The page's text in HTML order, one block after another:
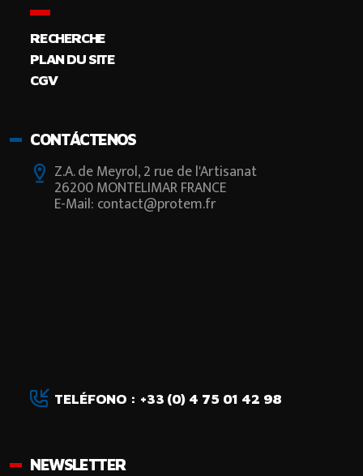
RECHERCHE
PLAN DU SITE
CGV
CONTÁCTENOS
Z.A. de Meyrol, 2 rue de l'Artisanat
26200 MONTELIMAR FRANCE
E-Mail: contact@protem.fr
TELÉFONO : +33 (0) 4 75 01 42 98
NEWSLETTER